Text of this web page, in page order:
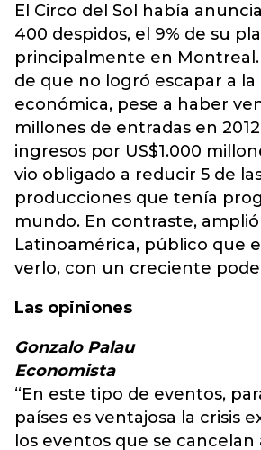
El Circo del Sol había
400 despidos, el 9% de su
principalmente en
de que no logró escapar a la
económica, pese a haber
millones de entradas en
ingresos por US$1.000
vio obligado a reducir 5 de
producciones que tenía
mundo. En contraste,
Latinoamérica, público que
verlo, con un creciente
Las opiniones
Gonzalo Palau
Economista
“En este tipo de eventos,
países es ventajosa la crisis
los eventos que se cancelan